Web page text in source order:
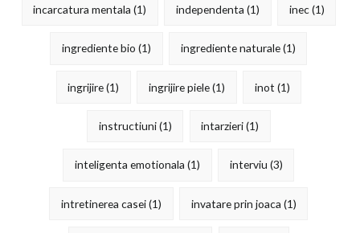
incarcatura mentala (1) independenta (1) inec(1)
ingrediente bio (1) ingrediente naturale(1)
ingrijire(1) ingrijire piele(1) inot (1)
instructiuni(1) intarzieri(1)
inteligenta emotionala (1) interviu (3)
intretinerea casei(1) invatare prin joaca (1)